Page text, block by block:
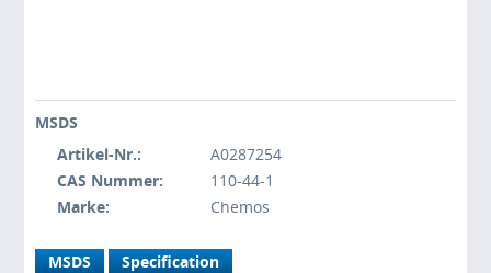
MSDS
Artikel-Nr.:
A0287254
CAS Nummer:
110-44-1
Marke:
Chemos
MSDS
Specification